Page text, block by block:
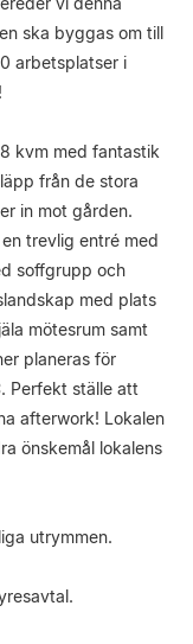
ska byggas om till
arbetsplatser i
kvm med fantastik
från de stora
in mot gården.
trevlig entré med
soffgrupp och
med plats
mötesrum samt
planeras för
Perfekt ställe att
afterwork! Lokalen
önskemål lokalens
utrymmen.